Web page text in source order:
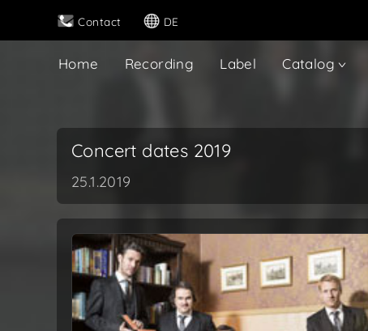
Contact DE
Home Recording Label Catalog
Concert dates 2019
25.1.2019